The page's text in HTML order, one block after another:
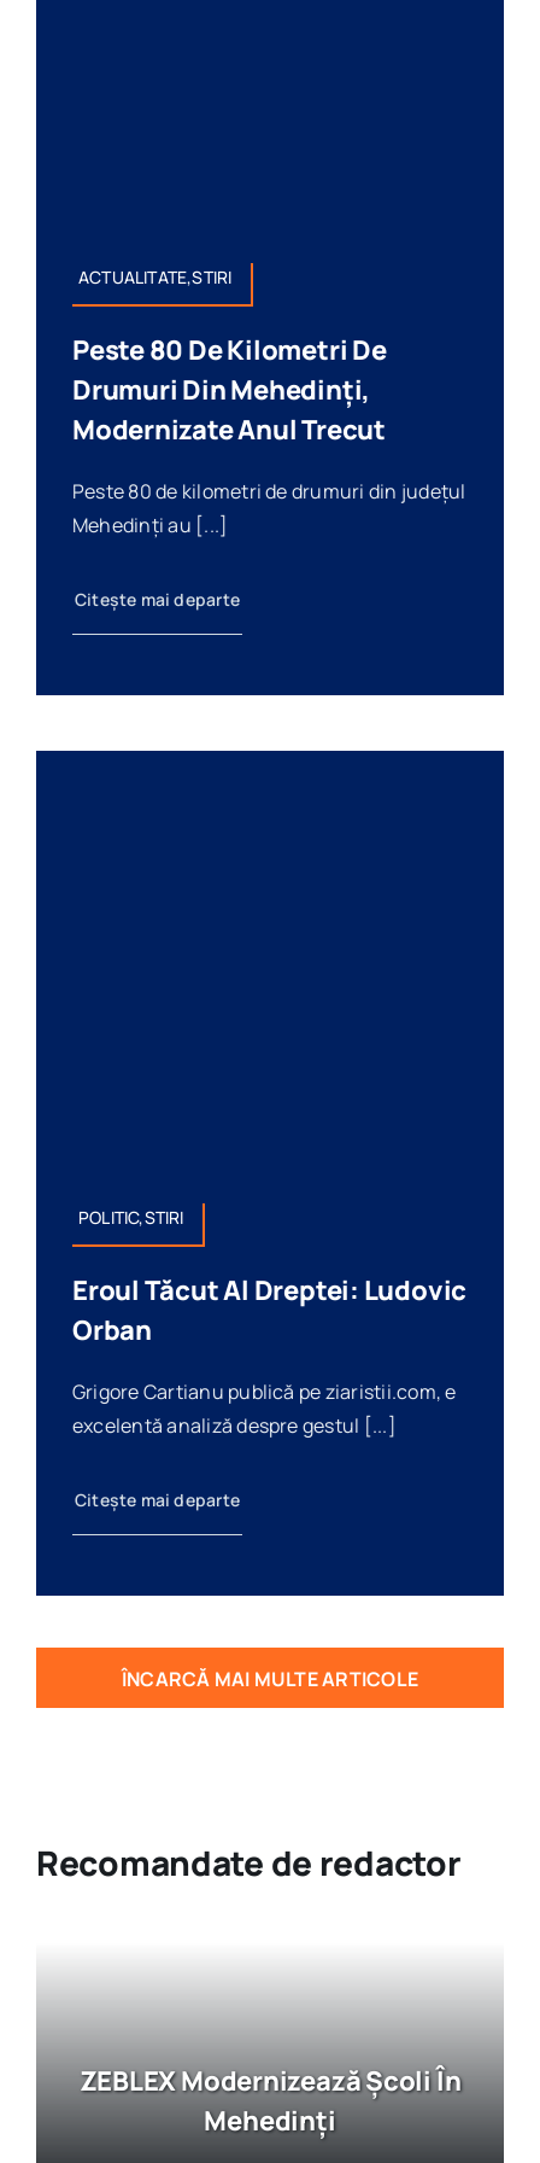
ACTUALITATE,STIRI
Peste 80 De Kilometri De
Drumuri Din Mehedinți,
Modernizate Anul Trecut
Peste 80 de kilometri de drumuri din județul
Mehedinți au [...]
Citește mai departe
POLITIC,STIRI
Eroul Tăcut Al Dreptei: Ludovic
Orban
Grigore Cartianu publică pe ziaristii.com, e
excelentă analiză despre gestul [...]
Citește mai departe
ÎNCARCĂ MAI MULTE ARTICOLE
Recomandate de redactor
ZEBLEX – Soluții Durabile,
Rezultate Vizibile